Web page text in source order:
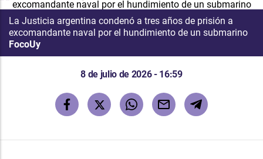
La Justicia argentina condenó a tres años de prisión a
excomandante naval por el hundimiento de un submarino
FocoUy
8 de julio de 2026 - 16:59